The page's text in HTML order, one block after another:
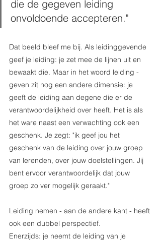
die de gegeven leiding
onvoldoende accepteren."
Dat beeld bleef me bij. Als leidinggevende
geef je leiding: je zet mee de lijnen uit en
bewaakt die. Maar in het woord leiding -
geven zit nog een andere dimensie: je
geeft de leiding aan degene die er de
verantwoordelijkheid over heeft. Het is als
het ware naast een verwachting ook een
geschenk. Je zegt: "ik geef jou het
geschenk van de leiding over jouw groep
van lerenden, over jouw doelstellingen. Jij
bent ervoor verantwoordelijk dat jouw
groep zo ver mogelijk geraakt."
Leiding nemen - aan de andere kant - heeft
ook een dubbel perspectief.
Enerzijds: je neemt de leiding van je